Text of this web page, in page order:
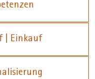
| Einkauf